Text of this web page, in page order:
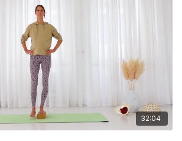
2, Gestationsdiabetes, chronisches
Herzrhythmusstörungen, Herz-
Bandscheibenvorfall, andere
32:04